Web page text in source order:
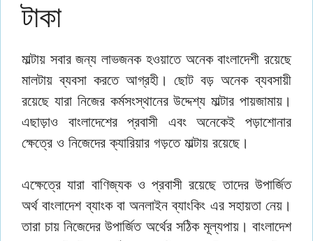
টাকা
মাল্টায় সবার জন্য লাভজনক হওয়াতে অনেক বাংলাদেশী রয়েছে
মালটায় ব্যবসা করতে আগ্রহী। ছোট বড় অনেক ব্যবসায়ী
রয়েছে যারা নিজের কর্মসংস্থানের উদ্দেশ্য মাল্টার পায়জামায়।
এছাড়াও বাংলাদেশের প্রবাসী এবং অনেকেই পড়াশোনার
ক্ষেত্রে ও নিজেদের ক্যারিয়ার গড়তে মাল্টায় রয়েছে।
এক্ষেত্রে যারা বাণিজ্যক ও প্রবাসী রয়েছে তাদের উপার্জিত
অর্থ বাংলাদেশ ব্যাংক বা অনলাইন ব্যাংকিং এর সহায়তা নেয়।
তারা চায় নিজেদের উপার্জিত অর্থের সঠিক মূল্যপায়। বাংলাদেশ